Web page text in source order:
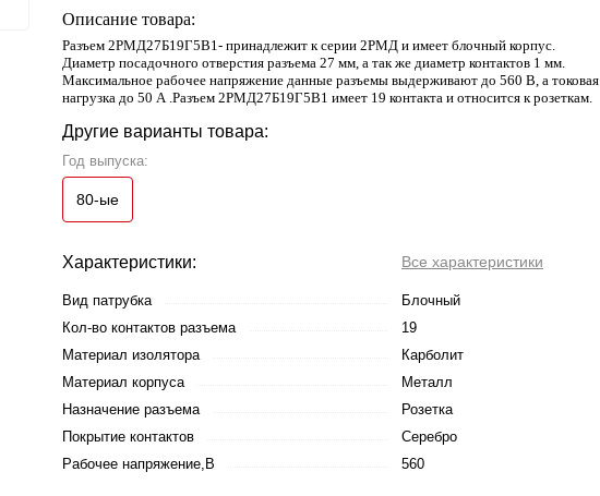
Описание товара:
Разъем 2РМД27Б19Г5В1- принадлежит к серии 2РМД и имеет блочный корпус.
Диаметр посадочного отверстия разъема 27 мм, а так же диаметр контактов 1 мм.
Максимальное рабочее напряжение данные разъемы выдерживают до 560 В, а токовая
нагрузка до 50 А .Разъем 2РМД27Б19Г5В1 имеет 19 контакта и относится к розеткам.
Другие варианты товара:
Год выпуска:
80-ые
Характеристики: Все характеристики
Вид патрубка
Блочный
Кол-во контактов разъема
19
Материал изолятора
Карболит
Материал корпуса
Металл
Назначение разъема
Розетка
Покрытие контактов
Серебро
Рабочее напряжение,В
560